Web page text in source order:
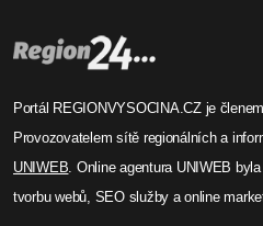
Portál REGIONVYSOCINA.CZ je
Provozovatelem sítě regionálních a
UNIWEB . Online agentura UNIWEB
tvorbu webů, SEO služby a online